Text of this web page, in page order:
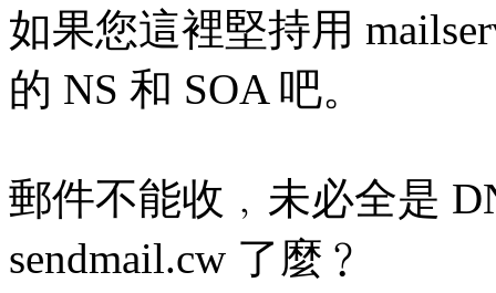
如果您這裡堅持用
的 NS 和 SOA 吧。
郵件不能收﹐未必全是
sendmail.cw 了麼﹖